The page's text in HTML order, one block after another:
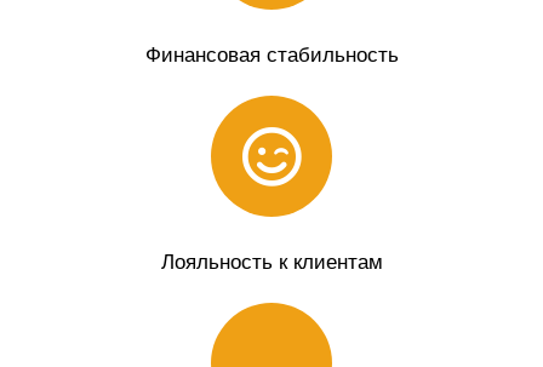
Финансовая стабильность
Лояльность к клиентам